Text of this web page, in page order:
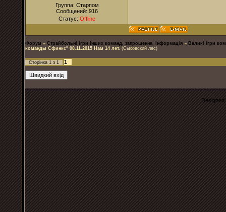
Группа: Старпом
Сообщений: 916
Статус: Offline
Форум » Страйбольні ігри інших команд, запрошення, інформація » Великі ігри
команды Сфинкс" 08.11.2015 Нам 14 лет. (Сыховский лес)
Сторінка 1 з 1 1